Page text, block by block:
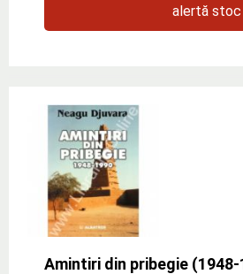
alertă stoc
Amintiri din pribegie (1948-